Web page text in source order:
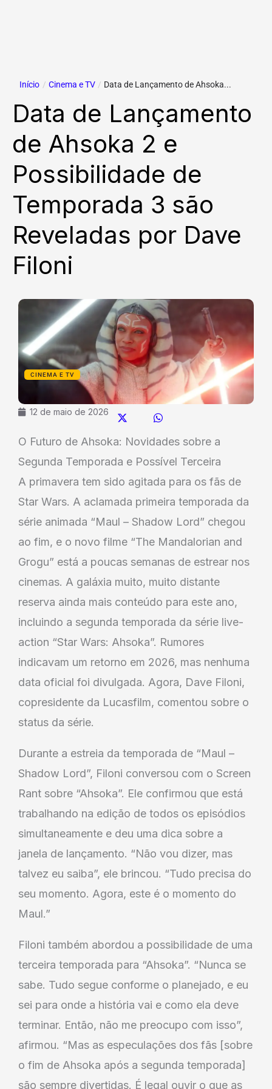
Início / Cinema e TV / Data de Lançamento de Ahsoka...
Data de Lançamento
de Ahsoka 2 e
Possibilidade de
Temporada 3 são
Reveladas por Dave
Filoni
12 de maio de 2026
CINEMA E TV
O Futuro de Ahsoka: Novidades sobre a
Segunda Temporada e Possível Terceira
A primavera tem sido agitada para os fãs de
Star Wars. A aclamada primeira temporada da
série animada “Maul – Shadow Lord” chegou
ao fim, e o novo filme “The Mandalorian and
Grogu” está a poucas semanas de estrear nos
cinemas. A galáxia muito, muito distante
reserva ainda mais conteúdo para este ano,
incluindo a segunda temporada da série live-
action “Star Wars: Ahsoka”. Rumores
indicavam um retorno em 2026, mas nenhuma
data oficial foi divulgada. Agora, Dave Filoni,
copresidente da Lucasfilm, comentou sobre o
status da série.
Durante a estreia da temporada de “Maul –
Shadow Lord”, Filoni conversou com o Screen
Rant sobre “Ahsoka”. Ele confirmou que está
trabalhando na edição de todos os episódios
simultaneamente e deu uma dica sobre a
janela de lançamento. “Não vou dizer, mas
talvez eu saiba”, ele brincou. “Tudo precisa do
seu momento. Agora, este é o momento do
Maul.”
Filoni também abordou a possibilidade de uma
terceira temporada para “Ahsoka”. “Nunca se
sabe. Tudo segue conforme o planejado, e eu
sei para onde a história vai e como ela deve
terminar. Então, não me preocupo com isso”,
afirmou. “Mas as especulações dos fãs [sobre
o fim de Ahsoka após a segunda temporada]
são sempre divertidas. É legal ouvir o que as